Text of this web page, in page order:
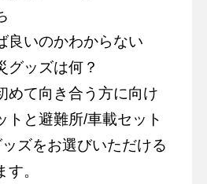
良いのかわからない
グッズは何？
めて向き合う方に向け
トと避難所/車載セット
ズをお選びいただける
。